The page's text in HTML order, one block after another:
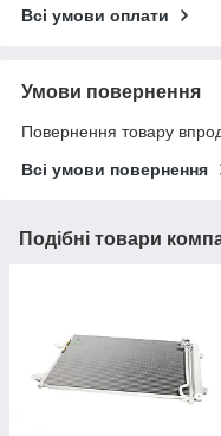
Всі умови оплати
Умови повернення
Повернення товару
Всі умови повернення
Подібні товари